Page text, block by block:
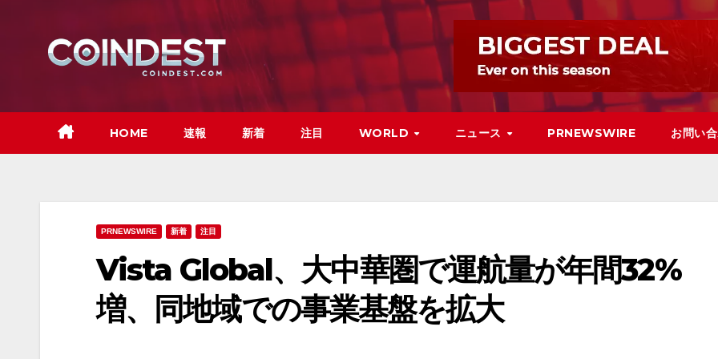
HOME 速報 新着 注目 WORLD ニュース PRNEWSWIRE お問い
PRNEWSWIRE 新着 注目
Vista Global、大中華圏で運航量が年間32%
増、同地域での事業基盤を拡大